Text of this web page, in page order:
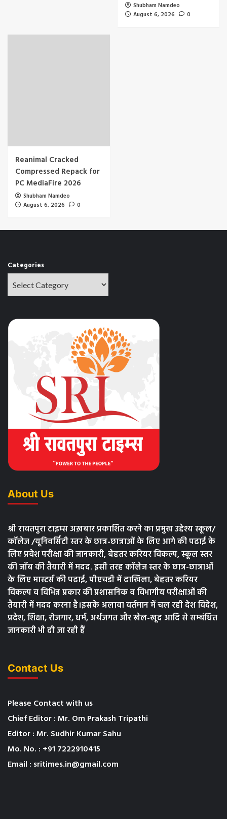
Shubham Namdeo
August 6, 2026
0
Reanimal Cracked
Compressed Repack for
PC MediaFire 2026
Shubham Namdeo
August 6, 2026
0
Categories
About Us
श्री रावतपुरा टाइम्स अख़बार प्रकाशित करने का प्रमुख उद्देश्य स्कूल/
कॉलेज /यूनिवर्सिटी स्तर के छात्र-छात्राओं के लिए आगे की पढाई के
लिए प्रवेश परीक्षा की जानकारी, बेहतर करियर विकल्प, स्कूल स्तर
की जॉब की तैयारी में मदद. इसी तरह कॉलेज स्तर के छात्र-छात्राओं
के लिए मास्टर्स की पढाई, पीएचडी में दाखिला, बेहतर करियर
विकल्प व विभिन्न प्रकार की प्रशासनिक व विभागीय परीक्षाओं की
तैयारी में मदद करना है।इसके अलावा वर्तमान में चल रही देश विदेश,
प्रदेश, शिक्षा, रोजगार, धर्म, अर्थजगत और खेल-खूद आदि से सम्बंधित
जानकारी भी दी जा रही हैं
Contact Us
Please Contact with us
Chief Editor : Mr. Om Prakash Tripathi
Editor : Mr. Sudhir Kumar Sahu
Mo. No. : +91 7222910415
Email : sritimes.in@gmail.com